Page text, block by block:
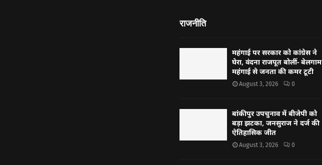
राजनीति
महंगाई पर सरकार को कांग्रेस ने
घेरा, वंदना राजपूत बोलीं- बेलगाम
महंगाई से जनता की कमर टूटी
August 3, 2026 0
बांकीपुर उपचुनाव में बीजेपी को
बड़ा झटका, जनसुराज ने दर्ज की
ऐतिहासिक जीत
August 3, 2026 0